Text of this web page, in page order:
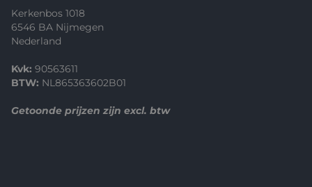
Kerkenbos 1018
6546 BA Nijmegen
Nederland
Kvk: 90563611
BTW: NL865363602B01
Getoonde prijzen zijn excl. btw